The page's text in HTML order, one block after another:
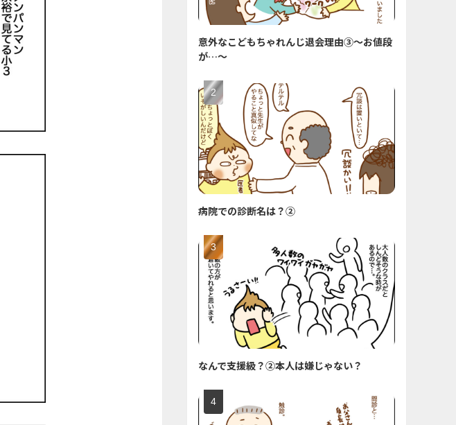
意外なこどもちゃれんじ退会理由③〜お値段
が…〜
病院での診断名は？②
なんで支援級？②本人は嫌じゃない？